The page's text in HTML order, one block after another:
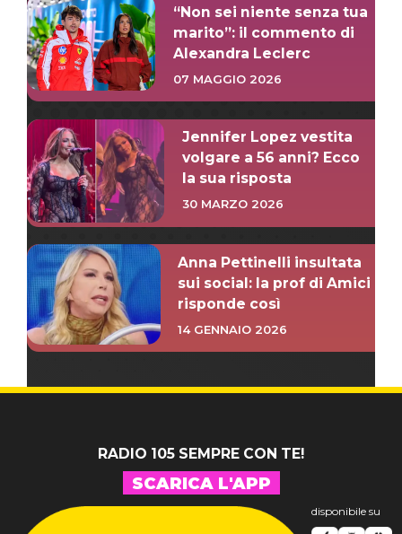
“Non sei niente senza tua
marito”: il commento di
Alexandra Leclerc
07 MAGGIO 2026
Jennifer Lopez vestita
volgare a 56 anni? Ecco
la sua risposta
30 MARZO 2026
Anna Pettinelli insultata
sui social: la prof di Amici
risponde così
14 GENNAIO 2026
RADIO 105 SEMPRE CON TE!
SCARICA L'APP
disponibile su